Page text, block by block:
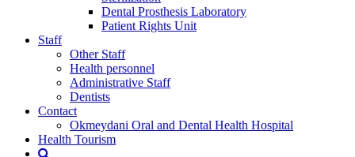
Dental Prosthesis Laboratory
Patient Rights Unit
Staff
Other Staff
Health personnel
Administrative Staff
Dentists
Contact
Okmeydani Oral and Dental Health Hospital
Health Tourism